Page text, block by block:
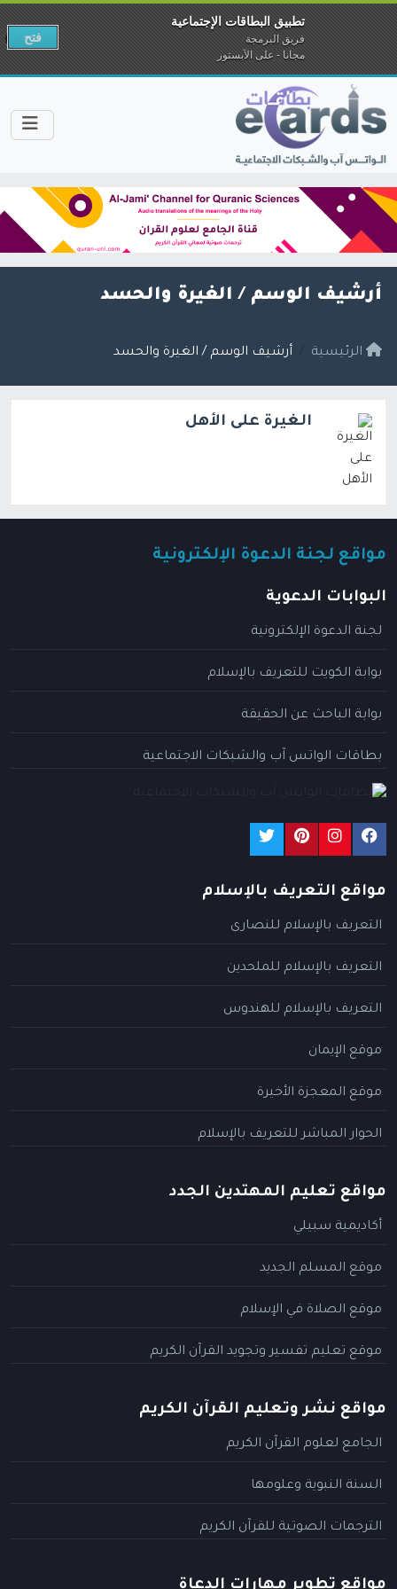
أرشيف الوسم / الغيرة والحسد
الرئيسية أرشيف الوسم / الغيرة والحسد
الغيرة على الأهل
مواقع لجنة الدعوة الإلكترونية
البوابات الدعوية
لجنة الدعوة الإلكترونية
بوابة الكويت للتعريف بالإسلام
بوابة الباحث عن الحقيقة
بطاقات الواتس آب والشبكات الاجتماعية
مواقع التعريف بالإسلام
التعريف بالإسلام للنصارى
التعريف بالإسلام للملحدين
التعريف بالإسلام للهندوس
موقع الإيمان
موقع المعجزة الأخيرة
الحوار المباشر للتعريف بالإسلام
مواقع تعليم المهتدين الجدد
أكاديمية سبيلي
موقع المسلم الجديد
موقع الصلاة في الإسلام
موقع تعليم تفسير وتجويد القرآن الكريم
مواقع نشر وتعليم القرآن الكريم
الجامع لعلوم القرآن الكريم
السنة النبوية وعلومها
الترجمات الصوتية للقرآن الكريم
تطبيق البطاقات الإجتماعية
فريق البرمجة
مجانا - على الآبستور
فتح